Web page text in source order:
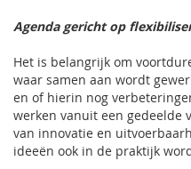
Agenda gericht op
Het is belangrijk om
waar samen aan wordt
en of hierin nog
werken vanuit een gedeelde
van innovatie en
ideeën ook in de praktijk